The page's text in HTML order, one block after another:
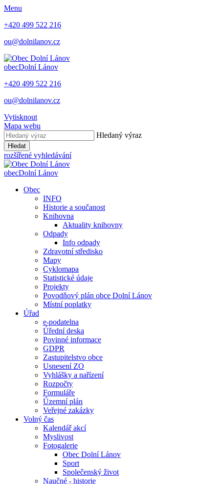
Menu
+420 499 522 216
ou@dolnilanov.cz
obecDolní Lánov
+420 499 522 216
ou@dolnilanov.cz
Vytisknout
Mapa webu
Hledaný výraz
Hledat
rozšířené vyhledávání
obecDolní Lánov
Obec
INFO
Historie a součanost
Knihovna
Aktuality knihovny
Odpady
Info odpady
Zdravotní středisko
Mapy
Cyklomapa
Statistické údaje
Projekty
Povodňový plán obce Dolní Lánov
Místní poplatky
Úřad
e-podatelna
Úřední deska
Povinné informace
GDPR
Zastupitelstvo obce
Usnesení ZO
Vyhlášky a nařízení
Rozpočty
Formuláře
Územní plán
Veřejné zakázky
Volný čas
Kalendář akcí
Myslivost
Fotogalerie
Obec Dolní Lánov
Sport
Společenský život
Naučné - historie